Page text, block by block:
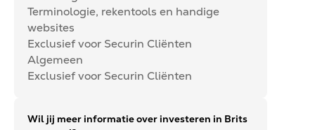
Terminologie, rekentools en handige
websites
Exclusief voor Securin Cliënten
Algemeen
Exclusief voor Securin Cliënten
Wil jij meer informatie over investeren in Brits